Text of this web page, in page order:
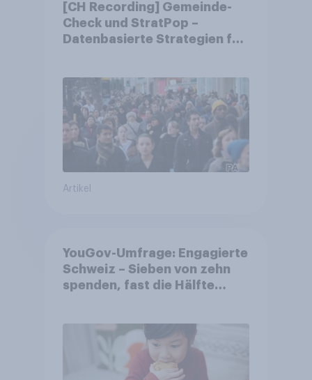
[CH Recording] Gemeinde-
Check und StratPop –
Datenbasierte Strategien für
Artikel
YouGov-Umfrage: Engagierte
Schweiz – Sieben von zehn
spenden, fast die Hälfte